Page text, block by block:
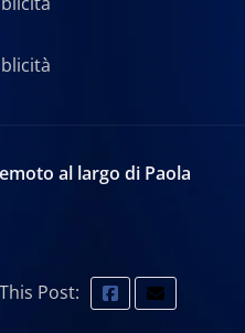
al largo di Paola
Post: